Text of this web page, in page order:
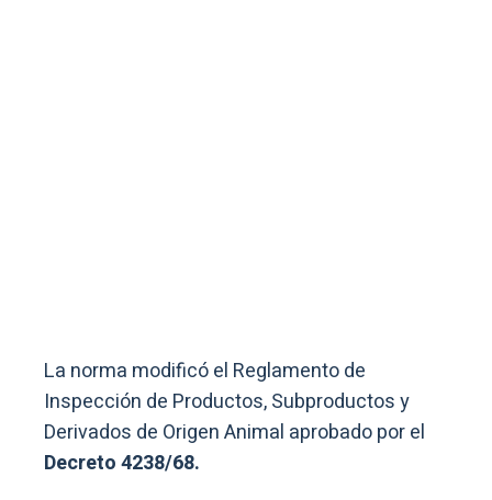
La norma modificó el Reglamento de
Inspección de Productos, Subproductos y
Derivados de Origen Animal aprobado por el
Decreto 4238/68.